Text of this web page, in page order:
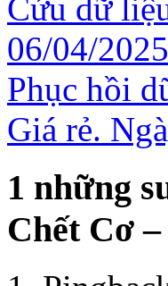
Cứu dữ
06/04/
Phục hồi
Giá rẻ.
1 những
Chết Cơ